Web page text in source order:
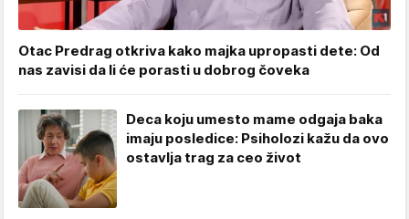
Otac Predrag otkriva kako majka upropasti dete: Od
nas zavisi da li će porasti u dobrog čoveka
Deca koju umesto mame odgaja baka
imaju posledice: Psiholozi kažu da ovo
ostavlja trag za ceo život